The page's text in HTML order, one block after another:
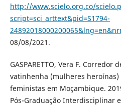
http://www.scielo.org.co/
script=sci_arttext&pid=S1794-
08/08/2021.
GASPARETTO, Vera F. Corredor
vatinhenha (mulheres
feministas em Moçambique.
Pós-Graduação Interdisciplinar